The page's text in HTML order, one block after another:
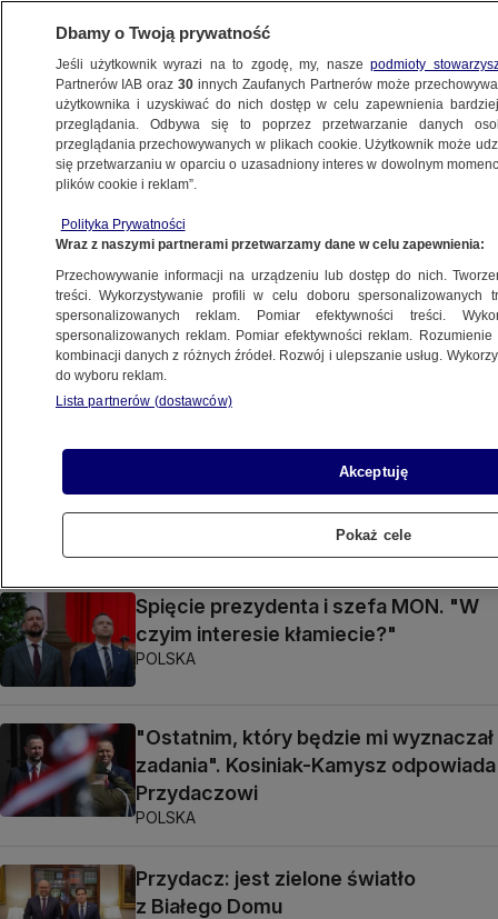
MARCIN PRZYDACZ
Burza po wystąpieniu Piotra
Łukasiewicza na Wołyniu. Komentarz
Sikorskiego
POLSKA
"Pan prezydent zdradził polski
mundur"
"Nietypowy" prezent dla
Nawrockiego. Na lotnisku trafił
do kontroli
Spięcie prezydenta i szefa MON. "W
czyim interesie kłamiecie?"
POLSKA
"Ostatnim, który będzie mi wyznaczał
zadania". Kosiniak-Kamysz odpowiada
Przydaczowi
POLSKA
Przydacz: jest zielone światło
z Białego Domu
Dbamy o Twoją prywatność
Jeśli użytkownik wyrazi na to zgodę, my, naszepodmioty
Partnerów IAB oraz30 innych Zaufanych Partnerów może
użytkownika i uzyskiwać do nich dostęp w celu zapewnienia
przeglądania. Odbywa się to poprzez przetwarzanie danych
przeglądania przechowywanych w plikach cookie. Użytkownik może
się przetwarzaniu w oparciu o uzasadniony interes w dowolnym
plików cookie i reklam”.
Polityka Prywatności
Wraz z naszymi partnerami przetwarzamy dane w celu zapewnienia:
Przechowywanie informacji na urządzeniu lub dostęp do nich.
treści. Wykorzystywanie profili w celu doboru spersonalizowanych
spersonalizowanych reklam. Pomiar efektywności treści.
spersonalizowanych reklam. Pomiar efektywności reklam.
kombinacji danych z różnych źródeł. Rozwój i ulepszanie usług.
do wyboru reklam.
Lista partnerów (dostawców)
Akceptuję
Pokaż cele